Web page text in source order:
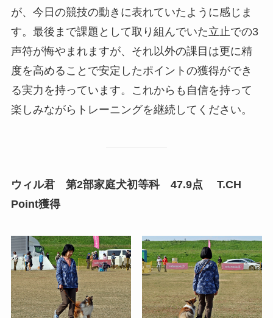
が、今日の競技の動きに表れていたように感じま
す。最後まで課題として取り組んでいた立止での3
声符が悔やまれますが、それ以外の課目は更に精
度を高めることで安定したポイントの獲得ができ
る実力を持っています。これからも自信を持って
楽しみながらトレーニングを継続してください。
ウィル君 第2部家庭犬初等科 47.9点 T.CH
Point獲得